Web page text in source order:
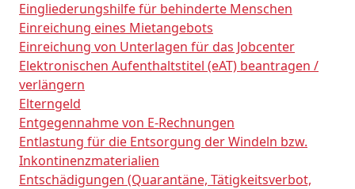
Eingliederungshilfe für behinderte Menschen
Einreichung eines Mietangebots
Einreichung von Unterlagen für das Jobcenter
Elektronischen Aufenthaltstitel (eAT) beantragen /
verlängern
Elterngeld
Entgegennahme von E-Rechnungen
Entlastung für die Entsorgung der Windeln bzw.
Inkontinenzmaterialien
Entschädigungen (Quarantäne, Tätigkeitsverbot,